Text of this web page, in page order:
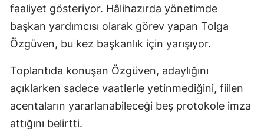
faaliyet gösteriyor. Hâlihazırda yönetimde
başkan yardımcısı olarak görev yapan Tolga
Özgüven, bu kez başkanlık için yarışıyor.
Toplantıda konuşan Özgüven, adaylığını
açıklarken sadece vaatlerle yetinmediğini, fiilen
acentaların yararlanabileceği beş protokole imza
attığını belirtti.